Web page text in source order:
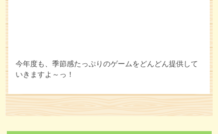
今年度も、季節感たっぷりのゲームをどんどん提供して
いきますよ～っ！